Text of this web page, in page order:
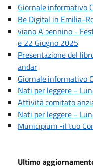
Giornale informativo
Be Digital in Emilia-
viano A pennino -
e 22 Giugno 2025
Presentazione del
andar
Giornale informativo
Nati per leggere -
Attività comitato
Nati per leggere -
Municipium -il tuo
Ultimo